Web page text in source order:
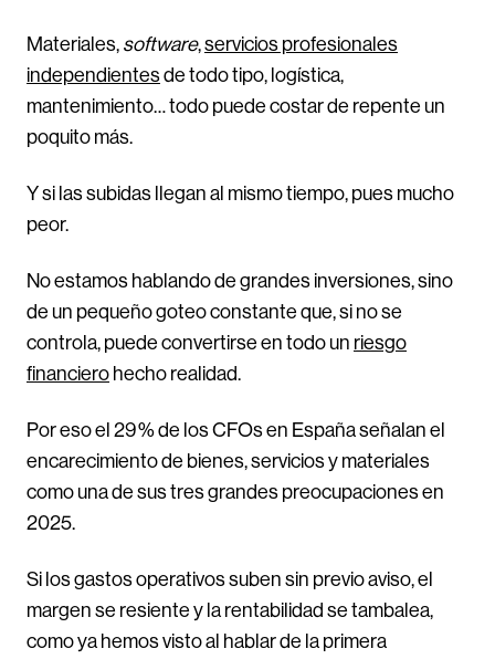
Materiales, software,servicios profesionales
independientesde todo tipo, logística,
mantenimiento… todo puede costar de repente un
poquito más.
Y si las subidas llegan al mismo tiempo, pues mucho
peor.
No estamos hablando de grandes inversiones, sino
de un pequeño goteo constante que, si no se
controla, puede convertirse en todo un riesgo
financiero hecho realidad.
Por eso el 29 % de los CFOs en España señalan el
encarecimiento de bienes, servicios y materiales
como una de sus tres grandes preocupaciones en
2025.
Si los gastos operativos suben sin previo aviso, el
margen se resiente y la rentabilidad se tambalea,
como ya hemos visto al hablar de la primera